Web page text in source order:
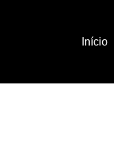
Início